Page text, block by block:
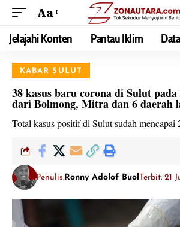
Aa
Jelajahi Konten Pantau Iklim
KABAR SULUT
38 kasus baru corona di Sulut
dari Bolmong, Mitra dan 6 daerah
Total kasus positif di Sulut sudah mencapai
Penulis: Ronny Adolof BuolTerbit: 21